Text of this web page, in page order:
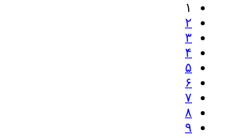
۱
۲
۳
۴
۵
۶
۷
۸
۹